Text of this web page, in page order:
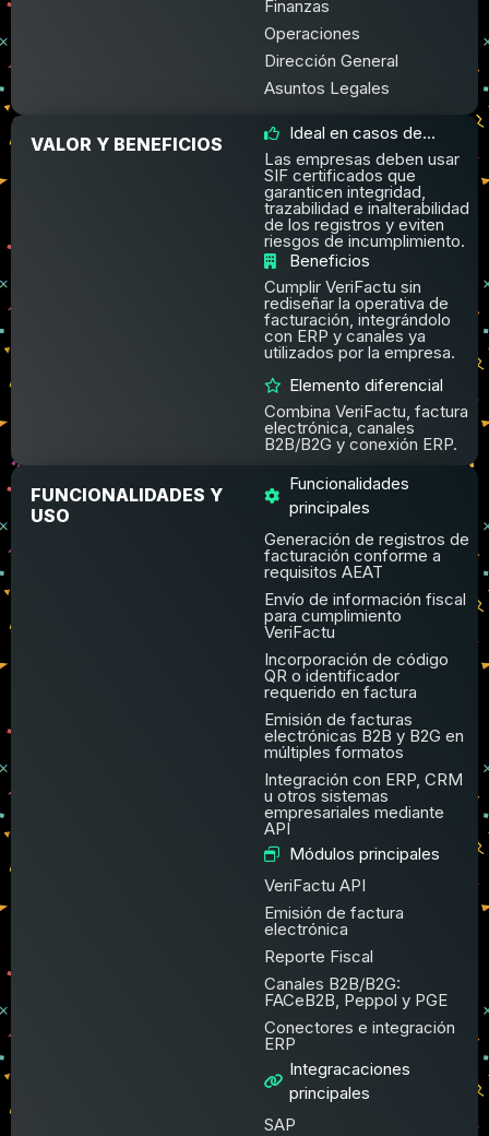
Finanzas
Operaciones
Dirección General
Asuntos Legales
VALOR Y BENEFICIOS
Ideal en casos de...
Las empresas deben usar
SIF certificados que
garanticen integridad,
trazabilidad e inalterabilidad
de los registros y eviten
riesgos de incumplimiento.
Beneficios
Cumplir VeriFactu sin
rediseñar la operativa de
facturación, integrándolo
con ERP y canales ya
utilizados por la empresa.
Elemento diferencial
Combina VeriFactu, factura
electrónica, canales
B2B/B2G y conexión ERP.
FUNCIONALIDADES Y
USO
Funcionalidades
principales
Generación de registros de
facturación conforme a
requisitos AEAT
Envío de información fiscal
para cumplimiento
VeriFactu
Incorporación de código
QR o identificador
requerido en factura
Emisión de facturas
electrónicas B2B y B2G en
múltiples formatos
Integración con ERP, CRM
u otros sistemas
empresariales mediante
API
Módulos principales
VeriFactu API
Emisión de factura
electrónica
Reporte Fiscal
Canales B2B/B2G:
FACeB2B, Peppol y PGE
Conectores e integración
ERP
Integracaciones
principales
SAP